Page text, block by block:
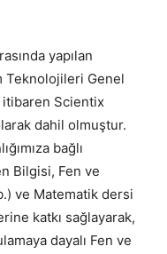
yapılan
Teknolojileri Genel
itibaren Scientix
dahil olmuştur.
bağlı
Bilgisi, Fen ve
ve Matematik dersi
katkı sağlayarak,
dayalı Fen ve